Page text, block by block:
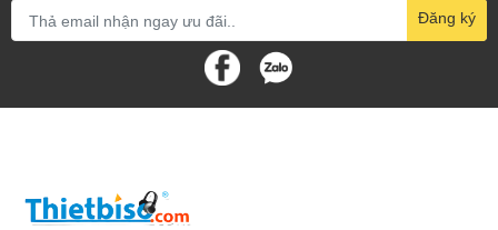
Đăng ký